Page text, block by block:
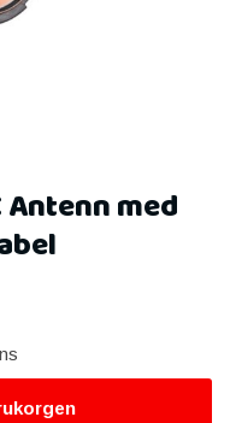
Antenn med